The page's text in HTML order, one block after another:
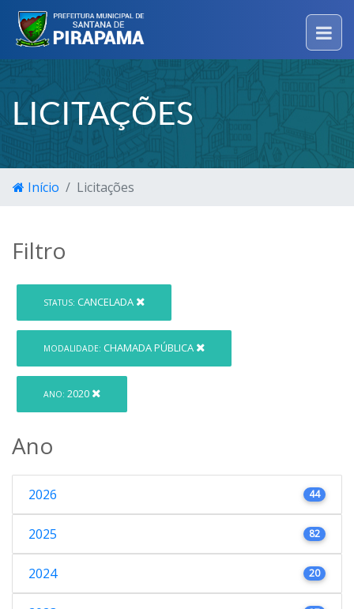
LICITAÇÕES
Início Licitações
Filtro
STATUS: CANCELADA
MODALIDADE: CHAMADA PÚBLICA
ANO: 2020
Ano
2026 44
2025 82
2024 20